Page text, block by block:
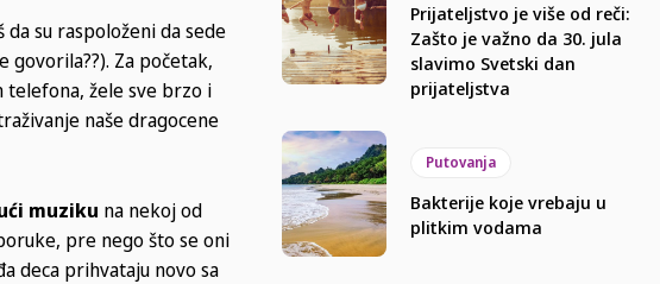
su raspoloženi da sede
govorila??). Za početak,
telefona, žele sve brzo i
naše dragocene
muziku na nekoj od
pre nego što se oni
deca prihvataju novo sa
Prijateljstvo je više od reči:
Zašto je važno da 30. jula
slavimo Svetski dan
prijateljstva
Putovanja
Bakterije koje vrebaju u
plitkim vodama